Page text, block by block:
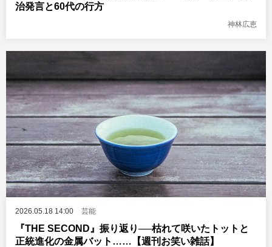
治発言と60代の行方
神林広恵
2026.05.18 14:00 芸能
『THE SECOND』振り返り──枯れて咲いたトットと
正統進化の金属バット……【週刊お笑い雑話】